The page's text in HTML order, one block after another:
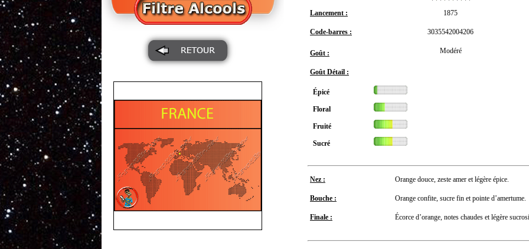
Lancement : 1875
Code-barres : 3035542004206
Goût : Modéré
Goût Détail :
Épicé
Floral
Fruité
Sucré
Nez : Orange douce, zeste amer et légère épice.
Bouche : Orange confite, sucre fin et pointe d’amertume.
Finale : Écorce d’orange, notes chaudes et légère